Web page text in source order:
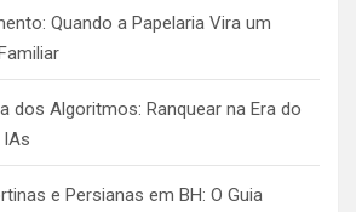
Quando a Papelaria Vira um
dos Algoritmos: Ranquear na Era do
IAs
e Persianas em BH: O Guia